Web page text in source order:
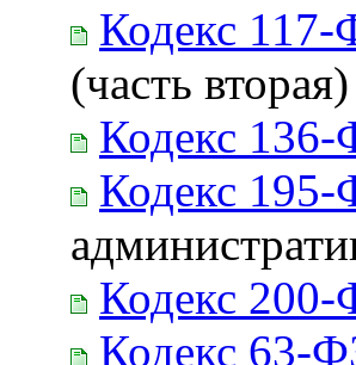
Кодекс 117-
(часть вторая)
Кодекс 136-
Кодекс 195-
Кодекс 200-
Кодекс 63-